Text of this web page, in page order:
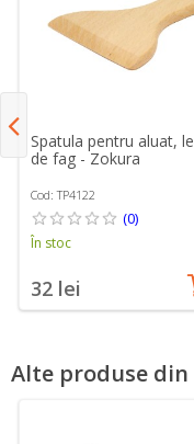
Spatula pentru aluat,
de fag - Zokura
Cod: TP4122
(0)
În stoc
32 lei
Alte produse din